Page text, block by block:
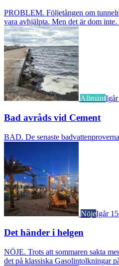
PROBLEM. Följetången om
vara avhjälpta. Men det är dom
Allmänt
Bad avråds vid Cement
BAD. De senaste
NöjeIgår
Det händer i helgen
NÖJE. Trots att sommaren sakta
det på klassiska Gasolintolkningar